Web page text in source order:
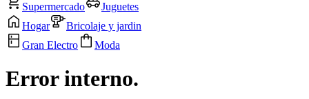
Supermercado
Juguetes
Hogar
Bricolaje y jardin
Gran Electro
Moda
Error interno.